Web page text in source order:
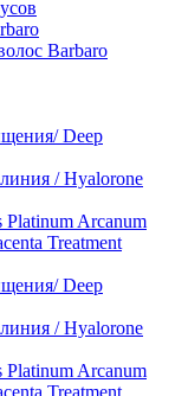
Barbaro
Deep
/ Hyalorone
Platinum Arcanum
Treatment
Deep
/ Hyalorone
Platinum Arcanum
Treatment